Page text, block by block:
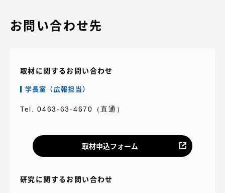
お問い合わせ先
取材に関するお問い合わせ
学長室（広報担当）
Tel. 0463-63-4670（直通）
取材申込フォーム
研究に関するお問い合わせ